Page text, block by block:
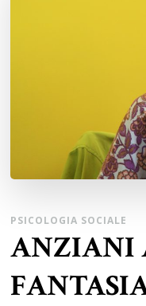
PSICOLOGIA SOCIALE
ANZIANI